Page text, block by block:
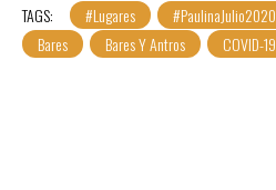
TAGS: #Lugares #PaulinaJulio2020
Bares
Bares Y Antros COVID-19